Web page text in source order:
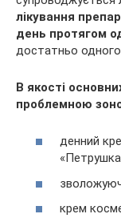
лікування
день протягом
достатньо
В якості
проблемною
денний
крем